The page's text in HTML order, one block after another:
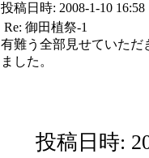
投稿日時: 2008-1-10
Re: 御田植祭-1
有難う全部見せていただ
ました。
投稿日時: